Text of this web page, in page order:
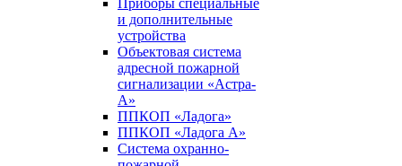
Приборы специальные
и дополнительные
устройства
Объектовая система
адресной пожарной
сигнализации «Астра-
А»
ППКОП «Ладога»
ППКОП «Ладога А»
Система охранно-